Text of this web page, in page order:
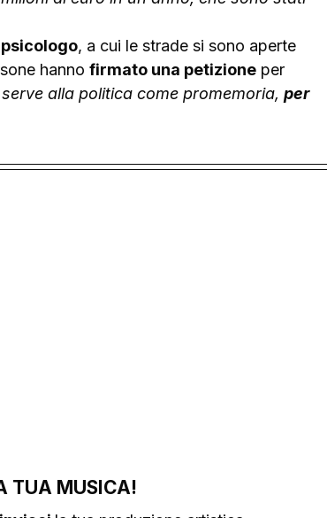
, a cui le strade si sono aperte
hanno firmato una petizione per
alla politica come promemoria, per
TUA MUSICA!